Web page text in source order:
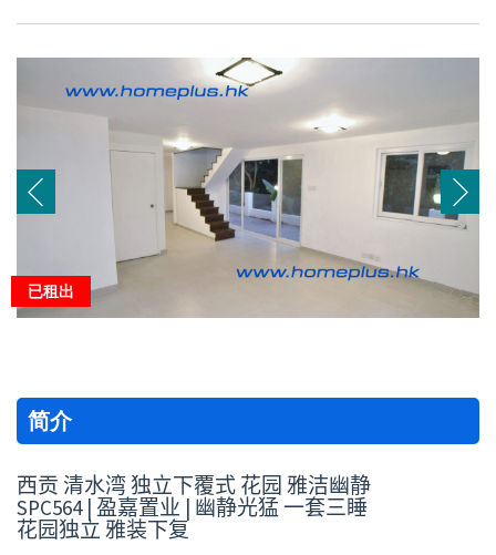
已租出
简介
西贡 清水湾 独立下覆式 花园 雅洁幽静
SPC564 | 盈嘉置业 | 幽静光猛 一套三睡
花园独立 雅装下复